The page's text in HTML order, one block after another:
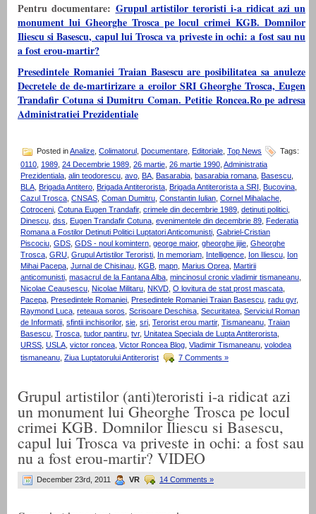
Pentru documentare: Grupul artistilor teroristi i-a ridicat azi un
monument lui Gheorghe Trosca pe locul crimei KGB. Domnilor
Iliescu si Basescu, capul lui Trosca va priveste in ochi: a fost sau nu
a fost erou-martir?
Presedintele Romaniei Traian Basescu are posibilitatea sa anuleze
Decretele de de-martirizare a eroilor SRI Gheorghe Trosca, Eugen
Trandafir Cotuna si Dumitru Coman. Petitie Roncea.Ro pe adresa
Administratiei Prezidentiale
Posted inAnalize Colimatorul Documentare Editoriale Top News
Tags:
0110, 1989, 24 Decembrie 1989, 26 martie, 26 martie 1990, Administratia
Prezidentiala, alin teodorescu, avo, BA, Basarabia, basarabia romana, Basescu,
BLA, Brigada Antitero, Brigada Antiterorista, Brigada Antiterorista a SRI , Bucovina,
Cazul Trosca, CNSAS, Coman Dumitru, Constantin Iulian, Cornel Mihalache,
Cotroceni, Cotuna Eugen Trandafir, crimele din decembrie 1989, detinuti politici,
Dinescu, dss, Eugen Trandafir Cotuna, evenimentele din decembrie 89, Federatia
Romana a Fostilor Detinuti Politici Luptatori Anticomunisti, Gabriel-Cristian
Piscociu, GDS, GDS - noul komintern, george maior, gheorghe jijie, Gheorghe
Trosca, GRU, Grupul Artistilor Teroristi, In memoriam, Intelligence, Ion Iliescu, Ion
Mihai Pacepa, Jurnal de Chisinau, KGB, mapn, Marius Oprea, Martirii
anticomunisti, masacrul de la Fantana Alba, mincinosul cronic vladimir tismaneanu,
Nicolae Ceausescu, Nicolae Militaru, NKVD, O lovitura de stat prost mascata,
Pacepa, Presedintele Romaniei, Presedintele Romaniei Traian Basescu, radu gyr,
Raymond Luca, reteaua soros, Scrisoare Deschisa, Securitatea, Serviciul Roman
de Informatii, sfintii inchisorilor, sie, sri, Terorist erou martir, Tismaneanu, Traian
Basescu, Trosca, tudor pantiru, tvr, Unitatea Speciala de Lupta Antiterorista,
URSS, USLA, victor roncea, Victor Roncea Blog, Vladimir Tismaneanu, volodea
tismaneanu Ziua Luptatorului Antiterorist 7 Comments »
Grupul artistilor (anti)teroristi i-a ridicat azi
un monument lui Gheorghe Trosca pe locul
crimei KGB. Domnilor Iliescu si Basescu,
capul lui Trosca va priveste in ochi: a fost sau
nu a fost erou-martir? VIDEO
December 23rd, 2011 VR 14 Comments »